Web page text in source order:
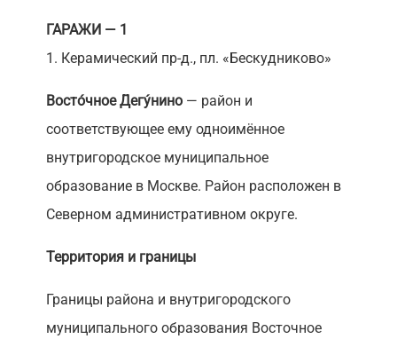
ГАРАЖИ — 1
1. Керамический пр-д., пл. «Бескудниково»
Восто́чное Дегу́нино— район и
соответствующее ему одноимённое
внутригородское муниципальное
образование в Москве. Район расположен в
Северном административном округе.
Территория и границы
Границы района и внутригородского
муниципального образования Восточное